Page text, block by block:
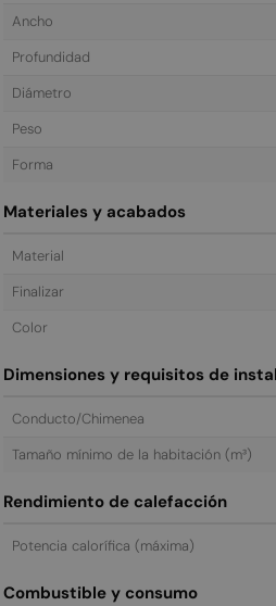
Ancho
Profundidad
Diámetro
Peso
Forma
Materiales y acabados
Material
Finalizar
Color
Dimensiones y requisitos de
Conducto/Chimenea
Tamaño mínimo de la habitación (m³)
Rendimiento de calefacción
Potencia calorífica (máxima)
Combustible y consumo